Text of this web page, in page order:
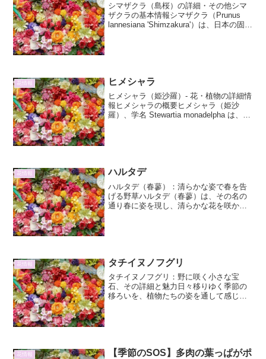
シマザクラ（島桜）の詳細・その他シマ
ザクラの基本情報シマザクラ（Prunus
lannesiana 'Shimzakura'）は、日本の固有
花情報 ヒメシャラ
ヒメシャラ（姫沙羅）- 花・植物の詳細情
報ヒメシャラの概要ヒメシャラ（姫沙
羅）、学名 Stewartia monadelpha は、ツ
花情報 ハルタデ
ハルタデ（春蓼）：清らかな姿で春を告
げる野草ハルタデ（春蓼）は、その名の
通り春に姿を現し、清らかな花を咲かせ
花情報 タチイヌノフグリ
タチイヌノフグリ：野に咲く小さな宝
石、その詳細と魅力日々移りゆく季節の
移ろいを、植物たちの姿を通して感じ取
花情報
【季節のSOS】多肉の葉っぱがポ